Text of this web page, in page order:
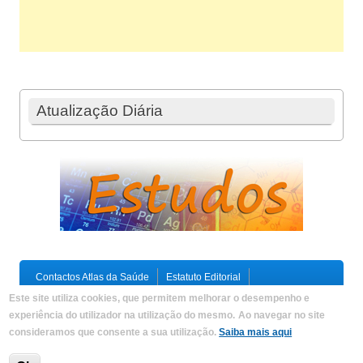
Atualização Diária
Contactos Atlas da Saúde
Estatuto Editorial
Ficha Técnica
Política de Privacidade / Termos e Condições
Mapa do Site
Este site utiliza cookies, que permitem melhorar o desempenho e
experiência do utilizador na utilização do mesmo. Ao navegar no site
consideramos que consente a sua utilização.Saiba mais aqui